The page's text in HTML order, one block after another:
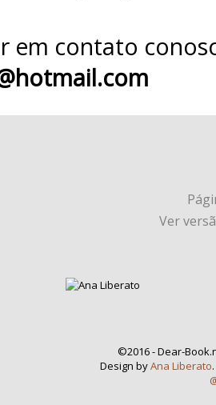
em contato
Ver
©2016 - Dear-
Design byAna Liberato